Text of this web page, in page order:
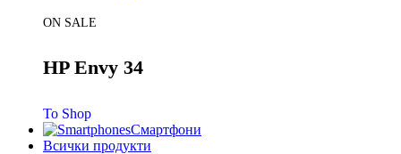
ON SALE
HP Envy 34
To Shop
Смартфони
Всички продукти